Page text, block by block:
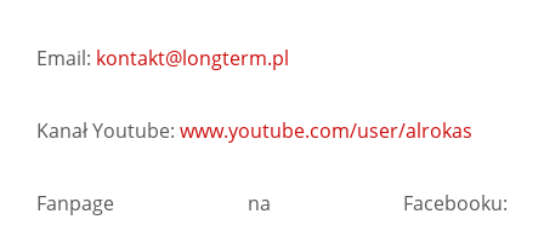
Email: kontakt@longterm.pl
Kanał Youtube: www.youtube.com/user/alrokas
Fanpage na Facebooku: